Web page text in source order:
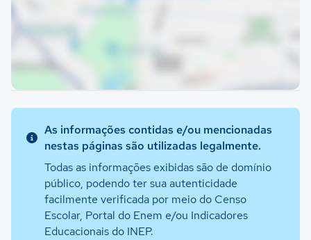
As informações contidas e/ou mencionadas
nestas páginas são utilizadas legalmente.
Todas as informações exibidas são de domínio
público, podendo ter sua autenticidade
facilmente verificada por meio do Censo
Escolar, Portal do Enem e/ou Indicadores
Educacionais do INEP.